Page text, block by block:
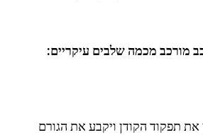
מורכב מכמה שלבים עיקריים:
את תפקוד הקודן ויקבע את הגורם